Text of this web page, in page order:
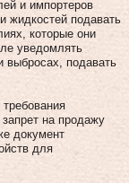
и импортеров
жидкостей подавать
которые они
уведомлять
выбросах, подавать
на продажу
документ
для